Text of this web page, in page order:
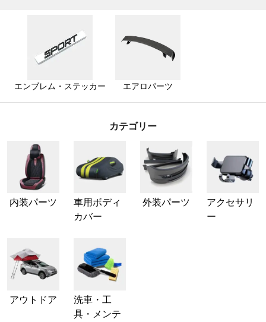
エンブレム・ステッカー エアロパーツ
カテゴリー
内装パーツ
車用ボディ
カバー
外装パーツ
アクセサリ
ー
アウトドア
洗車・工
具・メンテ